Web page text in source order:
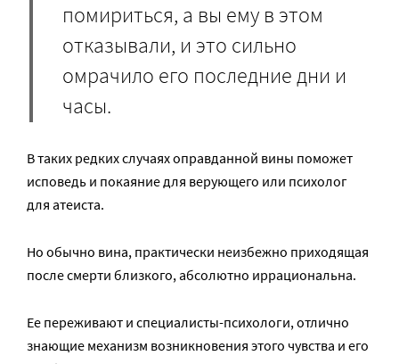
помириться, а вы ему в этом
отказывали, и это сильно
омрачило его последние дни и
часы.
В таких редких случаях оправданной вины поможет
исповедь и покаяние для верующего или психолог
для атеиста.
Но обычно вина, практически неизбежно приходящая
после смерти близкого, абсолютно иррациональна.
Ее переживают и специалисты-психологи, отлично
знающие механизм возникновения этого чувства и его